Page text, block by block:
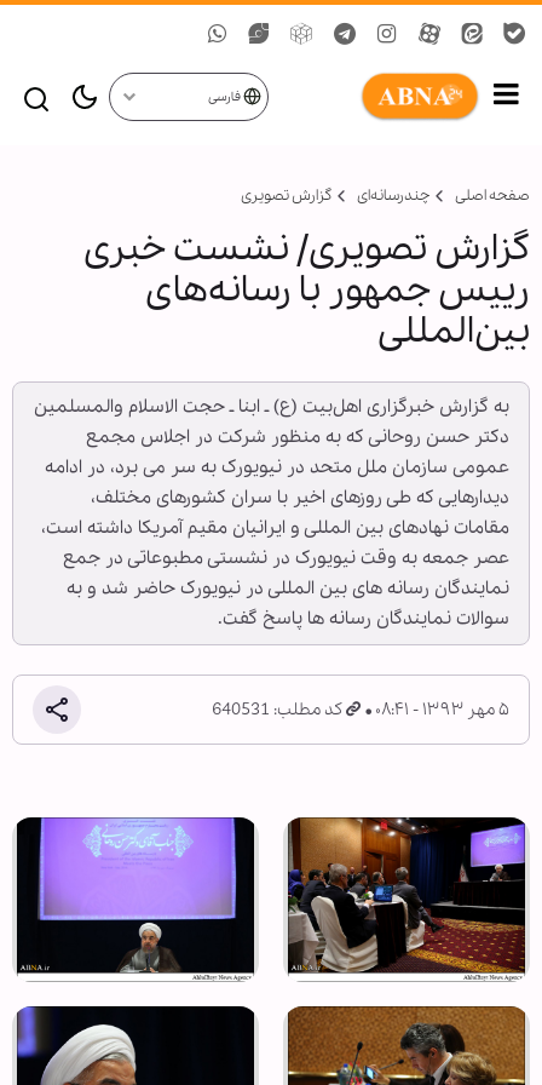
فارسی
صفحه اصلی چندرسانه‌ای گزارش تصويری
گزارش تصویری/ نشست خبری
رییس جمهور با رسانه‌های
بین‌المللی
به گزارش خبرگزاری اهل‌بیت (ع) ـ ابنا ـ حجت الاسلام والمسلمین
دکتر حسن روحانی که به منظور شرکت در اجلاس مجمع
عمومی سازمان ملل متحد در نیویورک به سر می برد، در ادامه
دیدارهایی که طی روزهای اخیر با سران کشورهای مختلف،
مقامات نهادهای بین المللی و ایرانیان مقیم آمریکا داشته است،
عصر جمعه به وقت نیویورک در نشستی مطبوعاتی در جمع
نمایندگان رسانه های بین المللی در نیویورک حاضر شد و به
سوالات نمایندگان رسانه ها پاسخ گفت.
۵ مهر ۱۳۹۳ - ۰۸:۴۱ کد مطلب: 640531